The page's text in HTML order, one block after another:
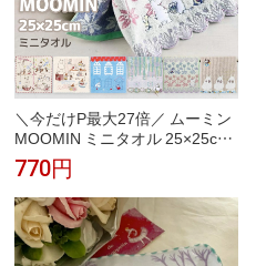
＼今だけP最大27倍／ ムーミン
MOOMIN ミニタオル 25×25cm
綿100％ ハンカチタオル 刺繍 北
欧 キャラクター コンパクトサイ
ズ 持ち歩き ポケットサイズ か
わいい おしゃれ 大人 子供 レデ
ィース メンズ プチギフト プレ
ゼント
770円